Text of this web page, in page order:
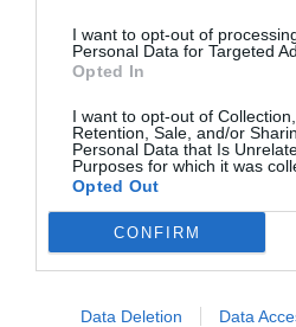
I want to opt-out of
Personal Data for Targeted
Opted In
I want to opt-out of Collection,
Retention, Sale, and/or
Personal Data that Is
Purposes for which it was
Opted Out
CONFIRM
Data Deletion Data
században vándorolva
ideiglenes hely, ahol a
pénzes ládája elhelyezést
székhelykérdés
kezdve gróf Károlyi
volt, amelyet e célból a
átengedett. (…) Az első
megye újjászületését
adott szegvári kastély